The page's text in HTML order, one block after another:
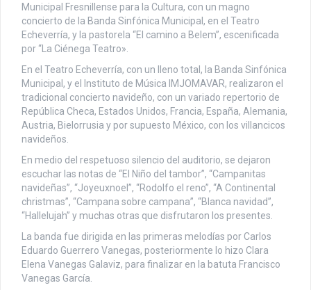
Municipal Fresnillense para la Cultura, con un magno
concierto de la Banda Sinfónica Municipal, en el Teatro
Echeverría, y la pastorela “El camino a Belem”, escenificada
por “La Ciénega Teatro».
En el Teatro Echeverría, con un lleno total, la Banda Sinfónica
Municipal, y el Instituto de Música IMJOMAVAR, realizaron el
tradicional concierto navideño, con un variado repertorio de
República Checa, Estados Unidos, Francia, España, Alemania,
Austria, Bielorrusia y por supuesto México, con los villancicos
navideños.
En medio del respetuoso silencio del auditorio, se dejaron
escuchar las notas de “El Niño del tambor”, “Campanitas
navideñas”, “Joyeuxnoel”, “Rodolfo el reno”, “A Continental
christmas”, “Campana sobre campana”, “Blanca navidad”,
“Hallelujah” y muchas otras que disfrutaron los presentes.
La banda fue dirigida en las primeras melodías por Carlos
Eduardo Guerrero Vanegas, posteriormente lo hizo Clara
Elena Vanegas Galaviz, para finalizar en la batuta Francisco
Vanegas García.